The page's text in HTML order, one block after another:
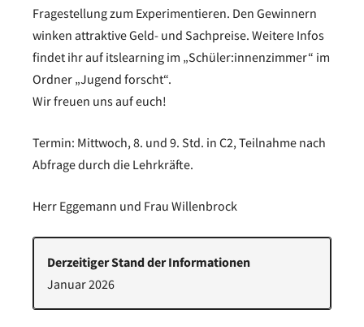
Fragestellung zum Experimentieren. Den Gewinnern
winken attraktive Geld- und Sachpreise. Weitere Infos
findet ihr auf itslearning im „Schüler:innenzimmer“ im
Ordner „Jugend forscht“.
Wir freuen uns auf euch!
Termin: Mittwoch, 8. und 9. Std. in C2, Teilnahme nach
Abfrage durch die Lehrkräfte.
Herr Eggemann und Frau Willenbrock
Derzeitiger Stand der Informationen
Januar 2026